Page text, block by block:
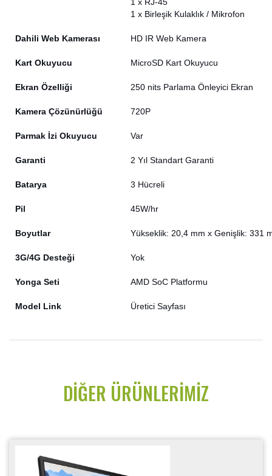
1 x Birleşik Kulaklık / Mikrofon
Dahili Web Kamerası HD IR Web Kamera
Kart Okuyucu MicroSD Kart Okuyucu
Ekran Özelliği 250 nits Parlama Önleyici Ekran
Kamera Çözünürlüğü 720P
Parmak İzi Okuyucu Var
Garanti 2 Yıl Standart Garanti
Batarya 3 Hücreli
Pil 45W/hr
Boyutlar Yükseklik: 20,4 mm x Genişlik: 331
3G/4G Desteği Yok
Yonga Seti AMD SoC Platformu
Model Link Üretici Sayfası
DIĞER ÜRÜNLERIMIZ